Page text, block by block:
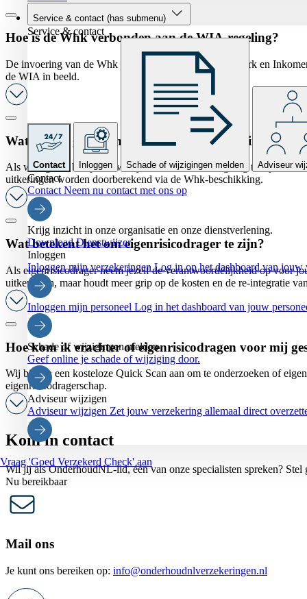
Service & contact (has submenu)
Service & contact
Contact Inloggen Schade of wijzigingen melden Adviseur
Contact
Contact Neem nu contact met ons op
Krijg inzicht in onze organisatie en onze dienstverlening.
Download Dienstwijzer
Inloggen
Inloggen mijn verzekeringenLog in op het dashboard van jouw
Inloggen mijn personeel Log in het dashboard van jouw
Schade of wijzigingen melden
Geef online je schade of wijziging door.
Adviseur wijzigen
Adviseur wijzigen Zet jouw verzekering allemaal direct
Vraag 'Goed Verzekerd Check' aan
Hoe is de Whk verbonden aan de WIA-regeling?
De invoering van de Whk volgde op die van de Wet Werk en
de WIA in beeld.
Wat zijn de gevolgen van de Whk-beschikking voor
Als werkgever ben je na twee jaar loondoorbetaling nog tien jaar
uitkeringen worden doorberekend via de Whk-beschikking.
Wat betekent het om eigenrisicodrager te zijn?
Als eigenrisicodrager neem jezelf de verantwoordelijkheid op voor
uitkeringen, maar houdt meer grip op de kosten en de re-integratie
Hoe kom ik erachter of eigenrisicodragen voor mij
Wij bieden een kosteloze Quick Scan aan om te onderzoeken of
eigenrisicodragerschap.
Kom in contact
Wil jij als OnderhoudNL-lid, één van onze specialisten spreken?
Nu bereikbaar
Mail ons
Je kunt ons bereiken op: info@onderhoudnlverzekeringen.nl